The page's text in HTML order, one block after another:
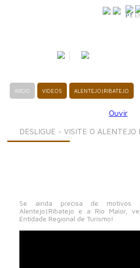
PT
INÍCIO VIDEOS ALENTEJO|RIBATEJO
Ouvir
DESLIGUE - VISITE O ALENTEJO
Se ainda precisa de
Alentejo|Ribatejo e a Rio Maior,
Entidade Regional de Turismo!